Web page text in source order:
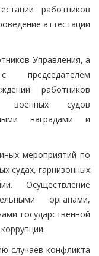
работников
аттестации
Управления, а
работников
военных судов
наградами и
мероприятий по
судах, гарнизонных
Осуществление
органами,
государственной
случаев конфликта